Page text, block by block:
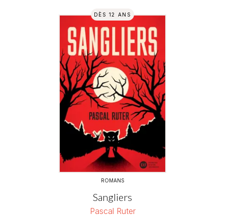
DÈS 12 ANS
ROMANS
Sangliers
Pascal Ruter